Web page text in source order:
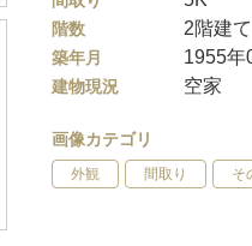
階数 2階建て
築年月 1955年
建物現況 空家
画像カテゴリ
外観 間取り そ